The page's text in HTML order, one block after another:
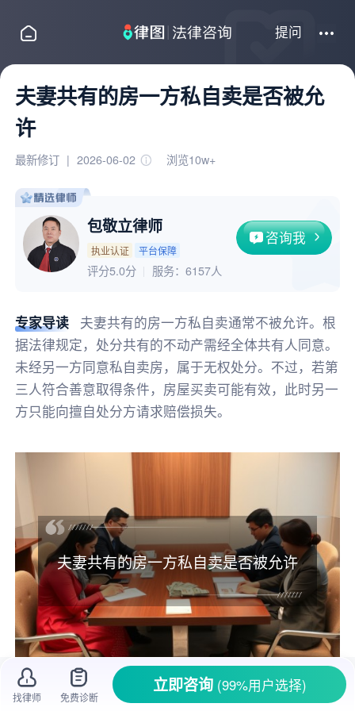
提问
夫妻共有的房一方私自卖是否被允
许
最新修订 | 2026-06-02 浏览10w+
包敬立律师
执业认证 平台保障
咨询我
评分5.0分 服务： 6157人
专家导读
夫妻共有的房一方私自卖通常不被允许。根
据法律规定，处分共有的不动产需经全体共有人同意。
未经另一方同意私自卖房，属于无权处分。不过，若第
三人符合善意取得条件，房屋买卖可能有效，此时另一
方只能向擅自处分方请求赔偿损失。
夫妻共有的房一方私自卖是否被允许
在家庭生活里，房子可是相当重要的财产，
找律师 免费诊断
立即咨询 (99%用户选择)